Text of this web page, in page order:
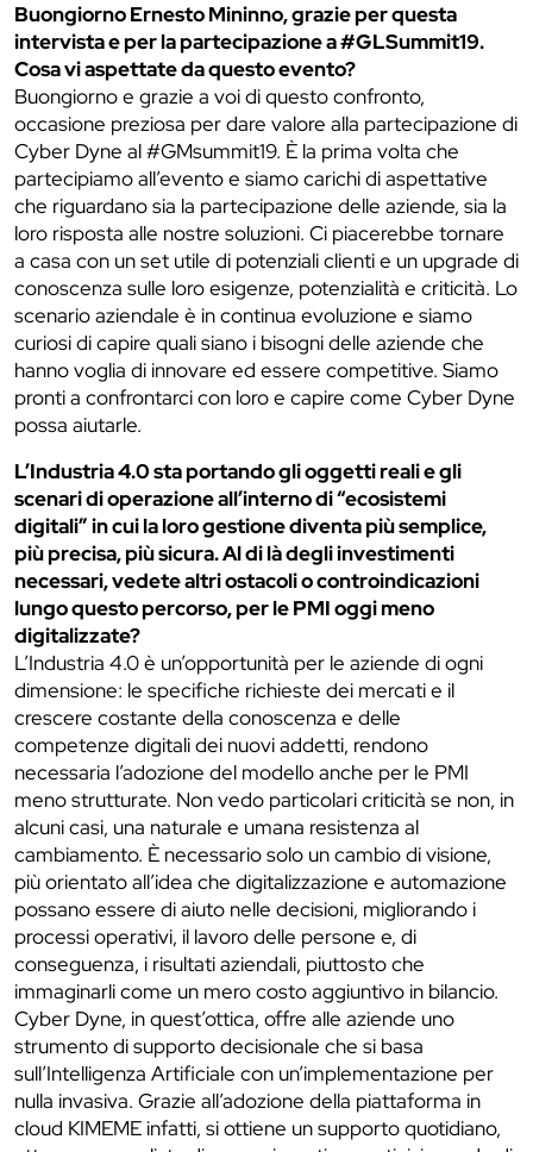
Buongiorno Ernesto Mininno, grazie per questa
intervista e per la partecipazione a #GLSummit19.
Cosa vi aspettate da questo evento?
Buongiorno e grazie a voi di questo confronto,
occasione preziosa per dare valore alla partecipazione di
Cyber Dyne al #GMsummit19. È la prima volta che
partecipiamo all’evento e siamo carichi di aspettative
che riguardano sia la partecipazione delle aziende, sia la
loro risposta alle nostre soluzioni. Ci piacerebbe tornare
a casa con un set utile di potenziali clienti e un upgrade di
conoscenza sulle loro esigenze, potenzialità e criticità. Lo
scenario aziendale è in continua evoluzione e siamo
curiosi di capire quali siano i bisogni delle aziende che
hanno voglia di innovare ed essere competitive. Siamo
pronti a confrontarci con loro e capire come Cyber Dyne
possa aiutarle.
L’Industria 4.0 sta portando gli oggetti reali e gli
scenari di operazione all’interno di “ecosistemi
digitali” in cui la loro gestione diventa più semplice,
più precisa, più sicura. Al di là degli investimenti
necessari, vedete altri ostacoli o controindicazioni
lungo questo percorso, per le PMI oggi meno
digitalizzate?
L’Industria 4.0 è un’opportunità per le aziende di ogni
dimensione: le specifiche richieste dei mercati e il
crescere costante della conoscenza e delle
competenze digitali dei nuovi addetti, rendono
necessaria l’adozione del modello anche per le PMI
meno strutturate. Non vedo particolari criticità se non, in
alcuni casi, una naturale e umana resistenza al
cambiamento. È necessario solo un cambio di visione,
più orientato all’idea che digitalizzazione e automazione
possano essere di aiuto nelle decisioni, migliorando i
processi operativi, il lavoro delle persone e, di
conseguenza, i risultati aziendali, piuttosto che
immaginarli come un mero costo aggiuntivo in bilancio.
Cyber Dyne, in quest’ottica, offre alle aziende uno
strumento di supporto decisionale che si basa
sull’Intelligenza Artificiale con un’implementazione per
nulla invasiva. Grazie all’adozione della piattaforma in
cloud KIMEME infatti, si ottiene un supporto quotidiano,